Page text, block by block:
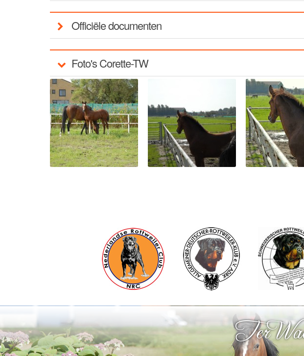
Officiële documenten
Foto's Corette-TW
Ter